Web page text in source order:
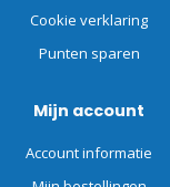
Cookie verklaring
Punten sparen
Mijn account
Account informatie